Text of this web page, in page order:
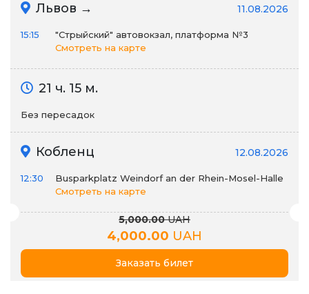
Львов → 11.08.2026
15:15
"Стрыйский" автовокзал, платформа №3
Смотреть на карте
21 ч. 15 м.
Без пересадок
Кобленц 12.08.2026
12:30
Busparkplatz Weindorf an der Rhein-Mosel-Halle
Смотреть на карте
5,000.00UAH
4,000.00 UAH
Заказать билет